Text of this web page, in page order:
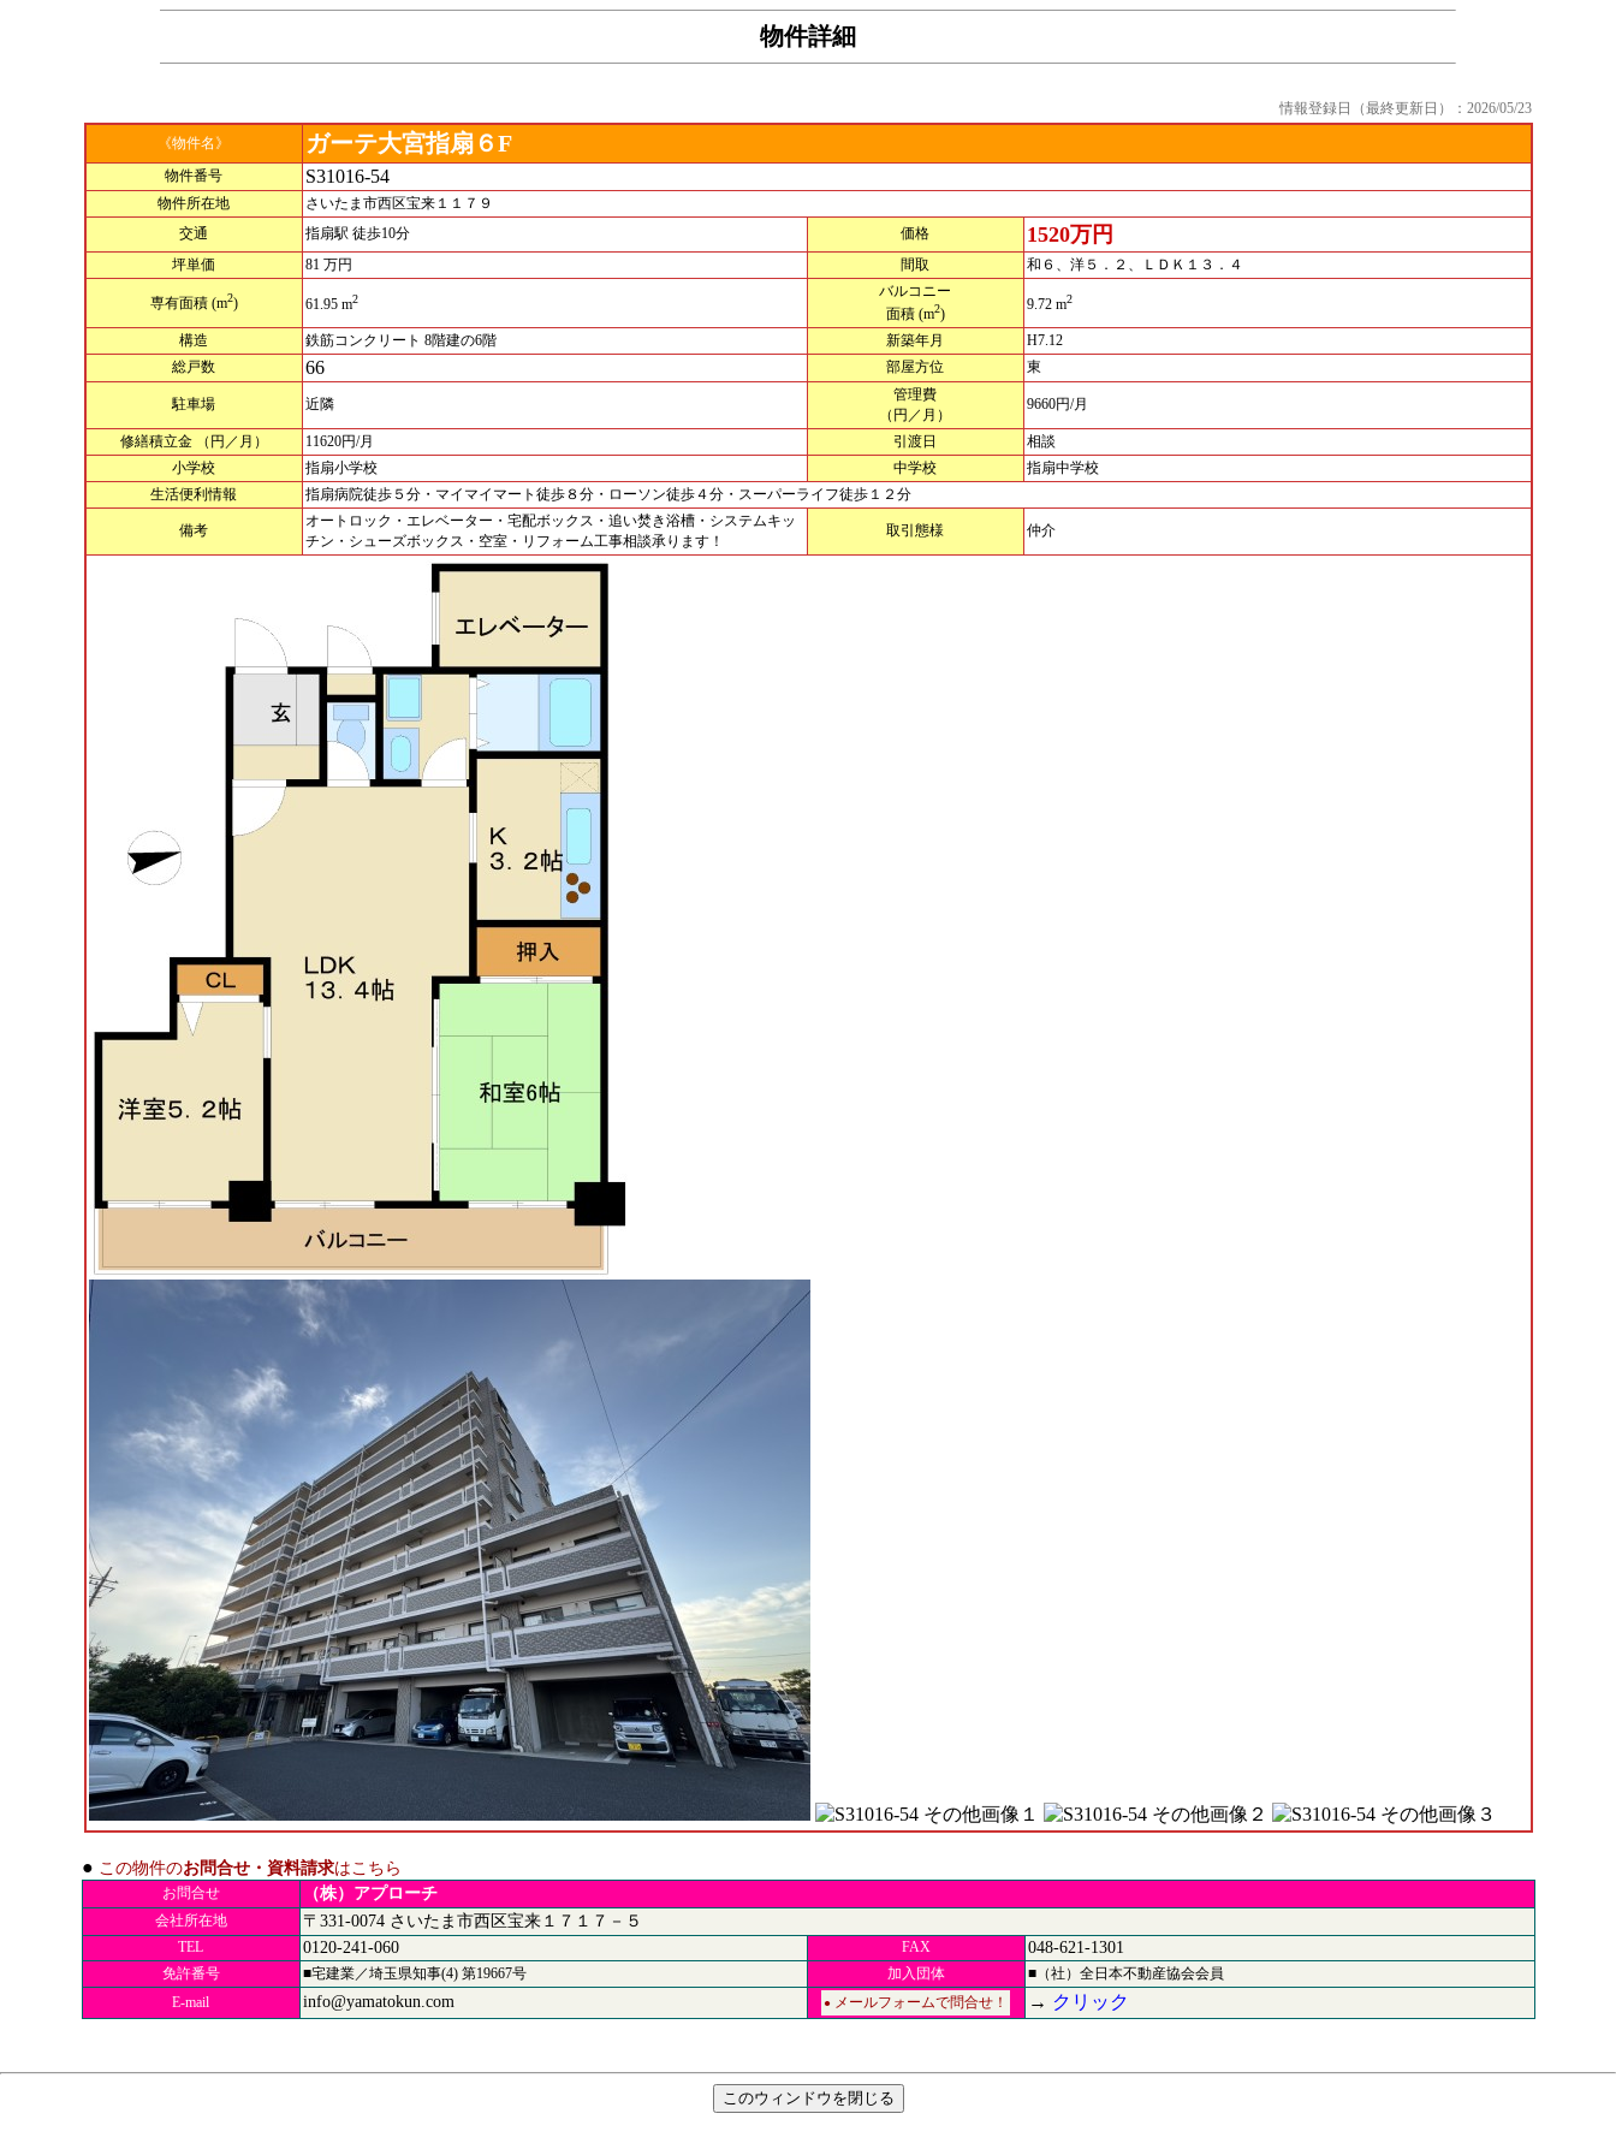
物件詳細
情報登録日（最終更新日）：2026/05/23
《物件名》 ガーテ大宮指扇６F
物件番号 S31016-54
物件所在地
さいたま市西区宝来１１７９
交通
指扇駅 徒歩10分 価格 1520万円
坪単価 81 万円 間取 和６、洋５．２、ＬＤＫ１３．４
専有面積 (m2) 61.95 m2
バルコニー
面積 (m2)
9.72 m2
構造 鉄筋コンクリート 8階建の6階 新築年月
H7.12
総戸数
66 部屋方位 東
駐車場 近隣
管理費
（円／月）
9660円/月
修繕積立金 （円／月） 11620円/月 引渡日
相談
小学校
指扇小学校 中学校
指扇中学校
生活便利情報
指扇病院徒歩５分・マイマイマート徒歩８分・ローソン徒歩４分・スーパーライフ徒歩１２分
備考
オートロック・エレベーター・宅配ボックス・追い焚き浴槽・システムキッ
チン・シューズボックス・空室・リフォーム工事相談承ります！
取引態様 仲介
● この物件のお問合せ・資料請求はこちら
お問合せ （株）アプローチ
会社所在地 〒331-0074 さいたま市西区宝来１７１７－５
TEL 0120-241-060 FAX 048-621-1301
免許番号 ■宅建業／埼玉県知事(4) 第19667号 加入団体
■（社）全日本不動産協会会員
E-mail
info@yamatokun.com ● メールフォームで問合せ！ → クリック